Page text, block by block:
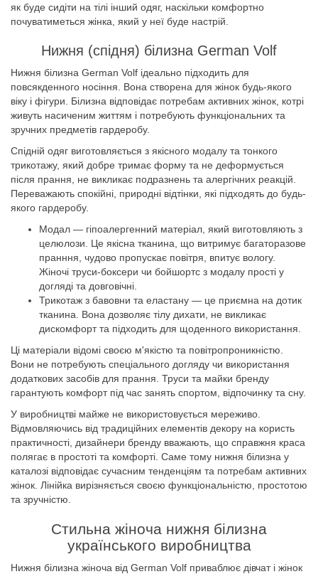
як буде сидіти на тілі інший одяг, наскільки комфортно
почуватиметься жінка, який у неї буде настрій.
Нижня (спідня) білизна German Volf
Нижня білизна German Volf ідеально підходить для
повсякденного носіння. Вона створена для жінок будь-якого
віку і фігури. Білизна відповідає потребам активних жінок, котрі
живуть насиченим життям і потребують функціональних та
зручних предметів гардеробу.
Спідній одяг виготовляється з якісного модалу та тонкого
трикотажу, який добре тримає форму та не деформується
після прання, не викликає подразнень та алергічних реакцій.
Переважають спокійні, природні відтінки, які підходять до будь-
якого гардеробу.
Модал — гіпоалергенний матеріал, який виготовляють з
целюлози. Це якісна тканина, що витримує багаторазове
пранння, чудово пропускає повітря, впитує вологу.
Жіночі труси-боксери чи бойшортс з модалу прості у
догляді та довговічні.
Трикотаж з бавовни та еластану — це приємна на дотик
тканина. Вона дозволяє тілу дихати, не викликає
дискомфорт та підходить для щоденного використання.
Ці матеріали відомі своєю м'якістю та повітропроникністю.
Вони не потребують спеціального догляду чи використання
додаткових засобів для прання. Труси та майки бренду
гарантують комфорт під час занять спортом, відпочинку та сну.
У виробництві майже не використовується мереживо.
Відмовляючись від традиційних елементів декору на користь
практичності, дизайнери бренду вважають, що справжня краса
полягає в простоті та комфорті. Саме тому нижня білизна у
каталозі відповідає сучасним тенденціям та потребам активних
жінок. Лінійка вирізняється своєю функціональністю, простотою
та зручністю.
Стильна жіноча нижня білизна
українського виробництва
Нижня білизна жіноча від German Volf приваблює дівчат і жінок